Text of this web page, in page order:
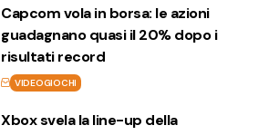
Capcom vola in borsa: le azioni
guadagnano quasi il 20% dopo i
risultati record
VIDEOGIOCHI
Xbox svela la line-up della